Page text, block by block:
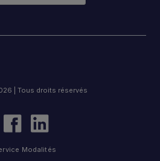
| Tous droits réservés
Modalités